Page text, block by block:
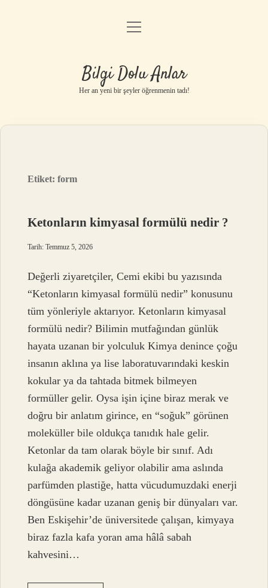
Anasayfa
Yasal Uyarı
menüyü
Bilgi Dolu Anlar
Her an yeni bir şeyler öğrenmenin tadı!
Etiket:form
Ketonların kimyasal formülü nedir ?
Tarih: Temmuz 5, 2026
Değerli ziyaretçiler, Cemi ekibi bu yazısında
“Ketonların kimyasal formülü nedir” konusunu
tüm yönleriyle aktarıyor. Ketonların kimyasal
formülü nedir? Bilimin mutfağından günlük
hayata uzanan bir yolculuk Kimya denince çoğu
insanın aklına ya lise laboratuvarındaki keskin
kokular ya da tahtada bitmek bilmeyen
formüller gelir. Oysa işin içine biraz merak ve
doğru bir anlatım girince, en “soğuk” görünen
moleküller bile oldukça tanıdık hale gelir.
Ketonlar da tam olarak böyle bir sınıf. Adı
kulağa akademik geliyor olabilir ama aslında
parfümden plastiğe, hatta vücudumuzdaki enerji
döngüsüne kadar uzanan geniş bir dünyaları var.
Ben Eskişehir’de üniversitede çalışan, kimyaya
biraz fazla kafa yoran ama hâlâ sabah
kahvesini…